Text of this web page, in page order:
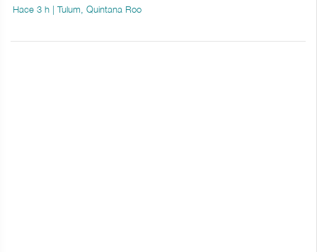
Hace 3 h | Tulum, Quintana Roo